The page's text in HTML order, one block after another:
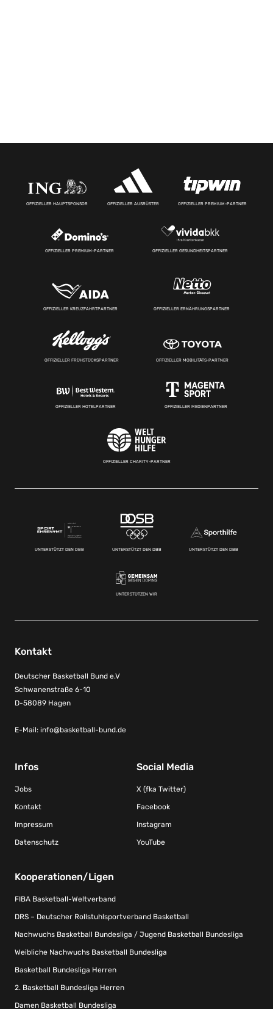
OFFIZIELLER HAUPTSPONSOR OFFIZIELLER AUSRÜSTER OFFIZIELLER PREMIUM-PARTNER
OFFIZIELLER PREMIUM-PARTNER OFFIZIELLER GESUNDHEITSPARTNER
OFFIZIELLER KREUZFAHRTPARTNER OFFIZIELLER ERNÄHRUNGSPARTNER
OFFIZIELLER FRÜHSTÜCKSPARTNER OFFIZIELLER MOBILITÄTS-PARTNER
OFFIZIELLER HOTELPARTNER OFFIZIELLER MEDIENPARTNER
OFFIZIELLER CHARITY-PARTNER
UNTERSTÜTZT DEN DBB UNTERSTÜTZT DEN DBB UNTERSTÜTZT DEN DBB
UNTERSTÜTZEN WIR
Kontakt
Deutscher Basketball Bund e.V
Schwanenstraße 6-10
D-58089 Hagen
E-Mail: info@basketball-bund.de
Infos
Jobs
Kontakt
Impressum
Datenschutz
Social Media
X (fka Twitter)
Facebook
Instagram
YouTube
Kooperationen/Ligen
FIBA Basketball-Weltverband
DRS – Deutscher Rollstuhlsportverband Basketball
Nachwuchs Basketball Bundesliga / Jugend Basketball Bundesliga
Weibliche Nachwuchs Basketball Bundesliga
Basketball Bundesliga Herren
2. Basketball Bundesliga Herren
Damen Basketball Bundesliga